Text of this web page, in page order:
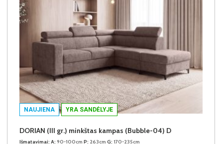
NAUJIENA YRA SANDĖLYJE
DORIAN (III gr.) minkštas kampas (Bubble-04) D
Išmatavimai: A: 90-100cm P: 263cm G: 170-235cm